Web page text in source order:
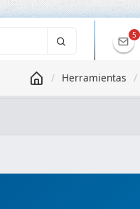
5
Herramientas